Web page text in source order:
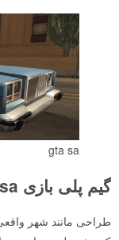
gta sa
گیم پلی بازی gta sa اندروید